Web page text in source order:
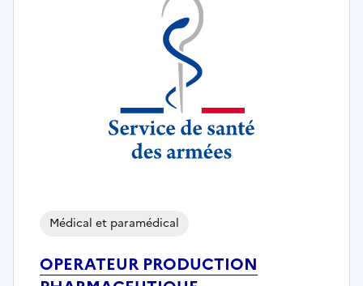
OPERATEUR PRODUCTION
Médical et paramédical